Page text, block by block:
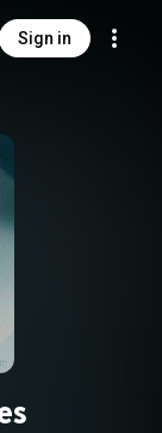
Sign in